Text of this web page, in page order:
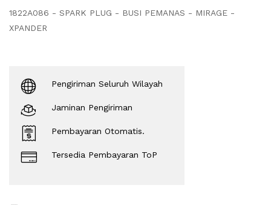
1822A086 - SPARK PLUG - BUSI PEMANAS - MIRAGE -
XPANDER
Pengiriman Seluruh Wilayah
Jaminan Pengiriman
Pembayaran Otomatis.
Tersedia Pembayaran ToP